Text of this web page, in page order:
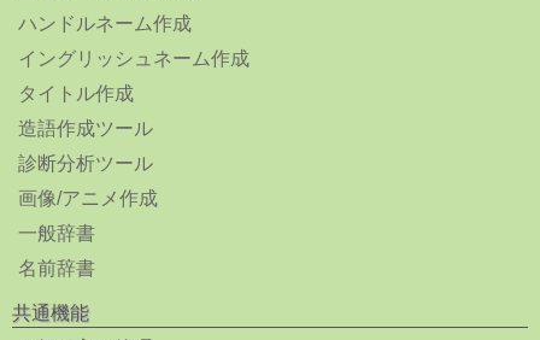
ハンドルネーム作成
イングリッシュネーム作成
タイトル作成
造語作成ツール
診断分析ツール
画像/アニメ作成
一般辞書
名前辞書
共通機能